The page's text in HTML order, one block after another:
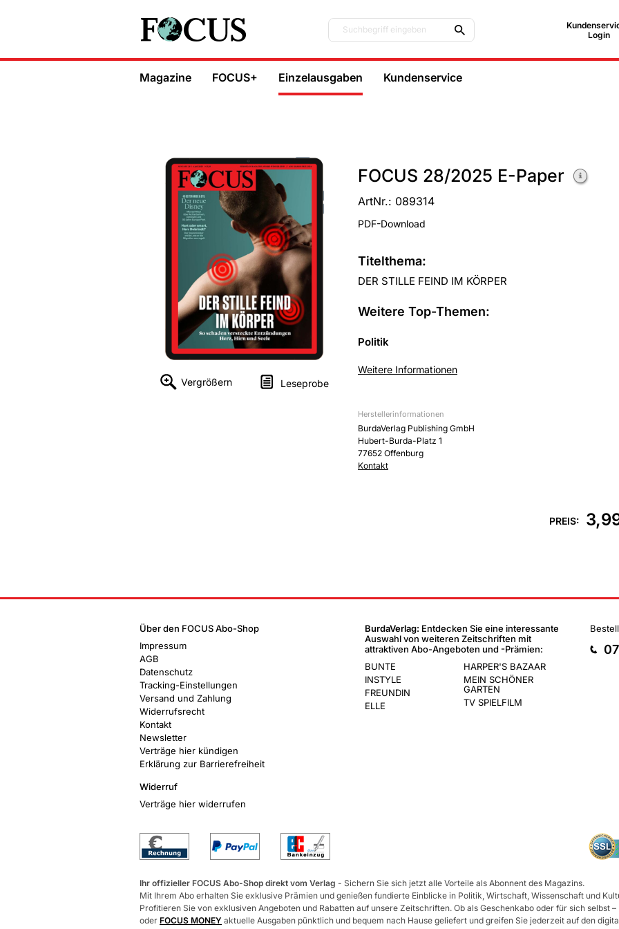
Magazine FOCUS+ Einzelausgaben Kundenservice
Login
Suchbegriff eingeben
Vergrößern Leseprobe
FOCUS 28/2025 E-Paper
ArtNr.: 089314
PDF-Download
Titelthema:
DER STILLE FEIND IM KÖRPER
Weitere Top-Themen:
Politik
Warum?
An der Ostflanke: Mit den Heeresfliegern in Litauen.
Kultur
Live Forever: Oasis lieferten den Sound der
Weitere Informationen
Herstellerinformationen
BurdaVerlag Publishing GmbH
Hubert-Burda-Platz 1
77652 Offenburg
Kontakt
PREIS:
Über den FOCUS Abo-Shop
Impressum
AGB
Datenschutz
Tracking-Einstellungen
Versand und Zahlung
Widerrufsrecht
Kontakt
Newsletter
Verträge hier kündigen
Erklärung zur Barrierefreiheit
Widerruf
Verträge hier widerrufen
BurdaVerlag: Entdecken Sie eine interessante
Auswahl von weiteren Zeitschriften mit
attraktiven Abo-Angeboten und -Prämien:
BUNTE
INSTYLE
FREUNDIN
ELLE
HARPER'S BAZAAR
MEIN SCHÖNER
GARTEN
TV SPIELFILM
Ihr offizieller FOCUS Abo-Shop direkt vom Verlag - Sichern Sie sich jetzt alle Vorteile als Abonnent des Magazins.
Mit Ihrem Abo erhalten Sie exklusive Prämien und genießen fundierte Einblicke in Politik, Wirtschaft, Wissenschaft und
Profitieren Sie von exklusiven Angeboten und Rabatten auf unsere Zeitschriften. Ob als Geschenkabo oder für sich selbst
oder FOCUS MONEY aktuelle Ausgaben pünktlich und bequem nach Hause geliefert und greifen Sie jederzeit auf den